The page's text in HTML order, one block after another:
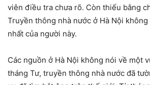
viên điều tra chưa rõ. Còn thiếu bằng
Truyền thông nhà nước ở Hà Nội không
nhất của người này.
Các nguồn ở Hà Nội không nói về một
tháng Tư, truyền thông nhà nước đã